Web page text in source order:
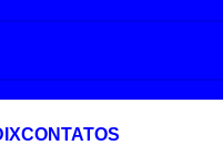
CONTATOS